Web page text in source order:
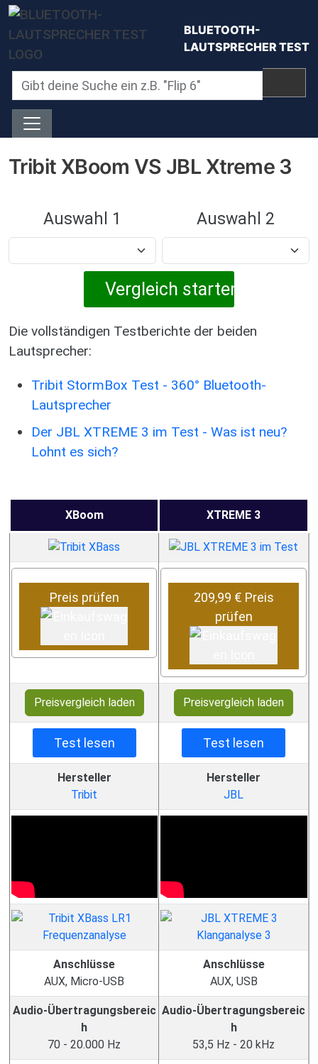
Direkt zum Inhalt
BLUETOOTH-
LAUTSPRECHER TEST
Tribit XBoom VS JBL Xtreme 3
Auswahl 1 Auswahl 2
Die vollständigen Testberichte der beiden
Lautsprecher:
Tribit StormBox Test - 360° Bluetooth-
Lautsprecher
Der JBL XTREME 3 im Test - Was ist neu?
Lohnt es sich?
XBoom XTREME 3
Preis prüfen
209,99 € Preis
prüfen
Preisvergleich laden Preisvergleich laden
Test lesen Test lesen
Hersteller
Tribit
Hersteller
JBL
Anschlüsse
AUX, Micro-USB
Anschlüsse
AUX, USB
Audio-Übertragungsbereic
h
70 - 20.000 Hz
Audio-Übertragungsbereic
h
53,5 Hz - 20 kHz